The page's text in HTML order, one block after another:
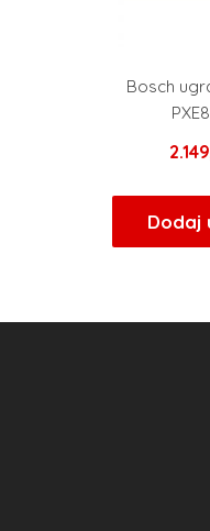
Bosch
Dodaj